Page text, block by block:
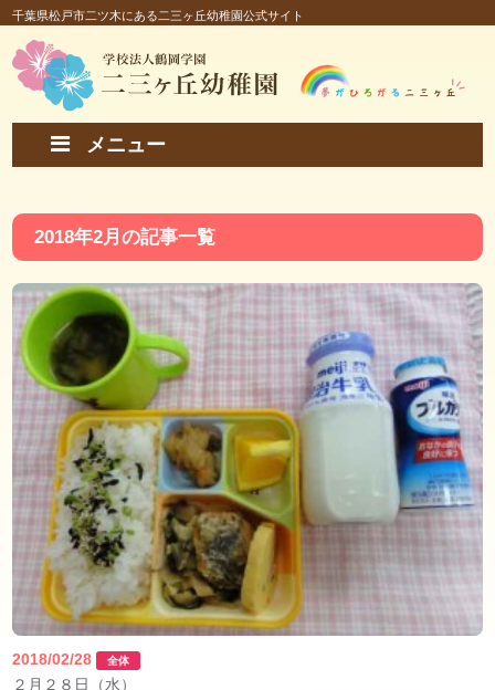
千葉県松戸市二ツ木にある二三ヶ丘幼稚園公式サイト
メニュー
2018年2月の記事一覧
2018/02/28 全体
２月２８日（水）